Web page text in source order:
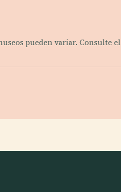
pueden variar. Consulte el